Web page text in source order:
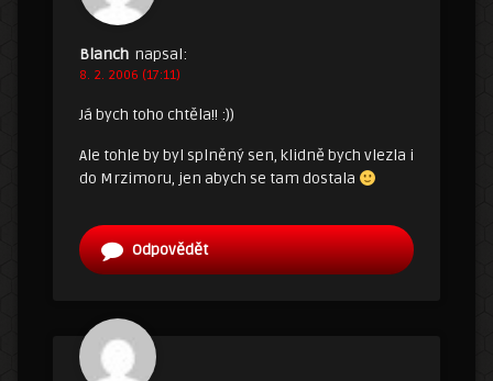
Blanch napsal:
8. 2. 2006 (17:11)
Já bych toho chtěla!! :))
Ale tohle by byl splněný sen, klidně bych vlezla i
do Mrzimoru, jen abych se tam dostala
Odpovědět